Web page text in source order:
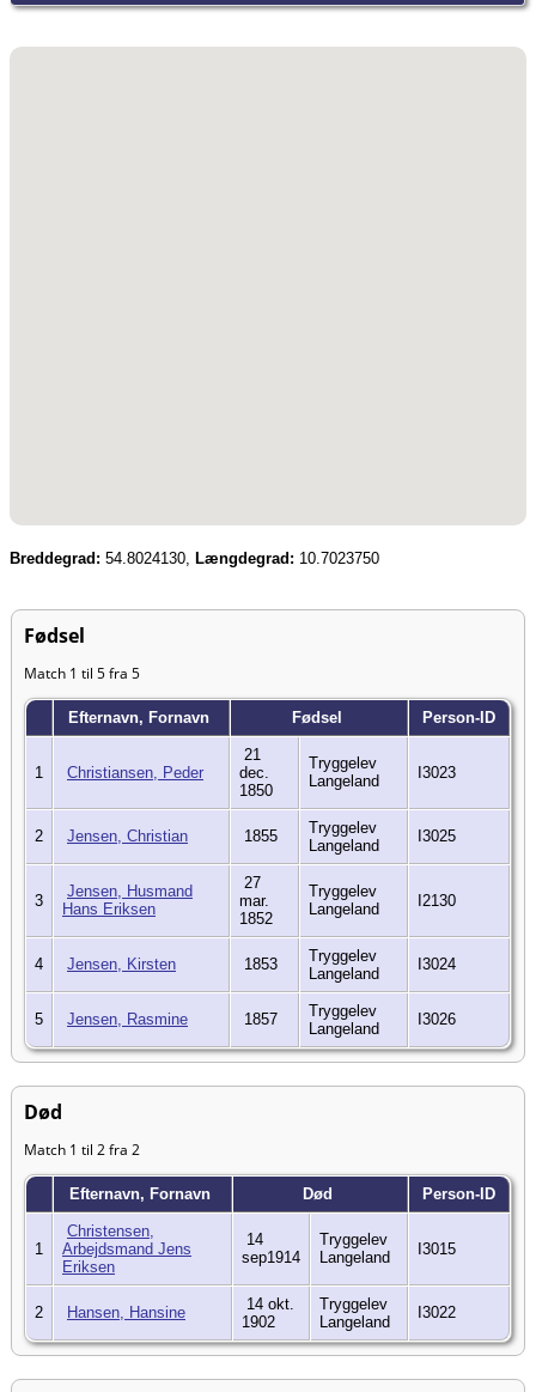
Breddegrad: 54.8024130, Længdegrad: 10.7023750
Fødsel
Match 1 til 5 fra 5
Efternavn, Fornavn Fødsel Person-ID
1 Christiansen, Peder
21
dec.
1850
Tryggelev
Langeland
I3023
2 Jensen, Christian 1855
Tryggelev
Langeland
I3025
3
Jensen, Husmand
Hans Eriksen
27
mar.
1852
Tryggelev
Langeland
I2130
4 Jensen, Kirsten 1853
Tryggelev
Langeland
I3024
5 Jensen, Rasmine 1857
Tryggelev
Langeland
I3026
Død
Match 1 til 2 fra 2
Efternavn, Fornavn Død Person-ID
1
Christensen,
Arbejdsmand Jens
Eriksen
14
sep1914
Tryggelev
Langeland
I3015
2 Hansen, Hansine
14 okt.
1902
Tryggelev
Langeland
I3022